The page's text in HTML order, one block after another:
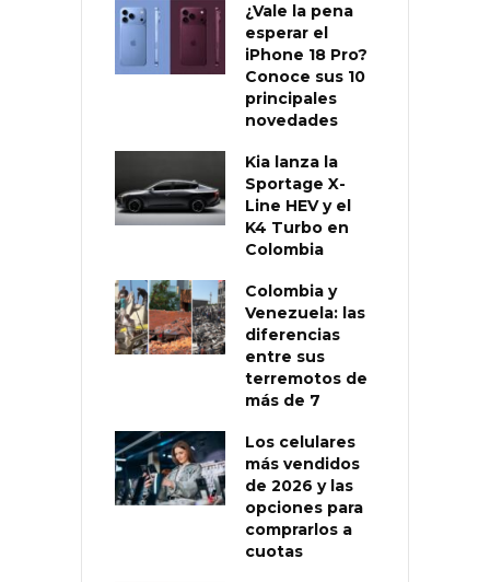
¿Vale la pena
esperar el
iPhone 18 Pro?
Conoce sus 10
principales
novedades
Kia lanza la
Sportage X-
Line HEV y el
K4 Turbo en
Colombia
Colombia y
Venezuela: las
diferencias
entre sus
terremotos de
más de 7
Los celulares
más vendidos
de 2026 y las
opciones para
comprarlos a
cuotas